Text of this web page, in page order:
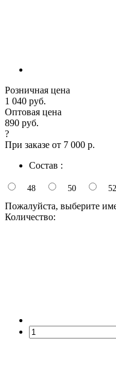
Розничная цена
1 040 руб.
Оптовая цена
890 руб.
?
При заказе от 7 000 р.
Состав :
48 50 52
Пожалуйста, выберите
Количество: